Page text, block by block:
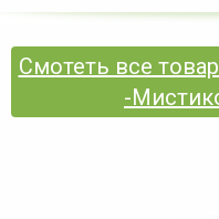
Смотеть все
-